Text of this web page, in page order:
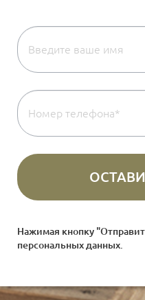
Нажимая кнопку
персональных данных